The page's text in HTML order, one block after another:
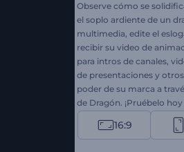
Observe cómo se
el soplo ardiente de un
multimedia, edite el
recibir su video de
para intros de canales,
de presentaciones y
poder de su marca a
de Dragón. ¡Pruébelo
16:9